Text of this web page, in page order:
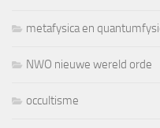
metafysica en
NWO nieuwe wereld orde
occultisme